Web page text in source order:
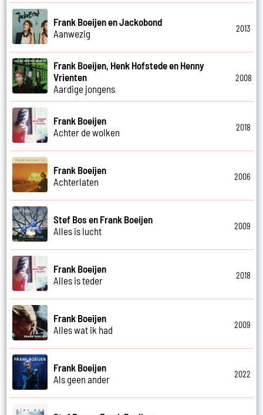
Frank Boeijen en Jackobond
Aanwezig
2013
Frank Boeijen, Henk Hofstede en Henny
Vrienten
Aardige jongens
2008
Frank Boeijen
Achter de wolken
2018
Frank Boeijen
Achterlaten
2006
Stef Bos en Frank Boeijen
Alles is lucht
2009
Frank Boeijen
Alles is teder
2018
Frank Boeijen
Alles wat ik had
2009
Frank Boeijen
Als geen ander
2022